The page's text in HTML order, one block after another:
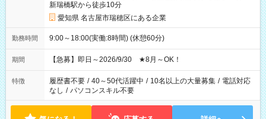
新瑞橋駅から徒歩10分
愛知県 名古屋市瑞穂区にある企業
勤務時間 9:00～18:00(実働:8時間) (休憩60分)
期間 【急募】即日～2026/9/30 ★8月～OK！
特徴 履歴書不要 / 40～50代活躍中 / 10名以上の大量募集 / 電話対応
なし / パソコンスキル不要